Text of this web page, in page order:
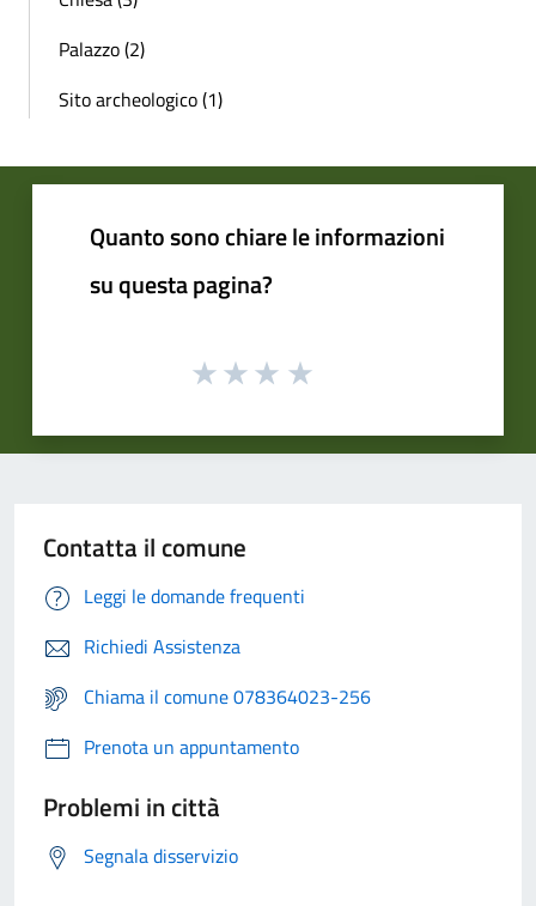
Palazzo (2)
Sito archeologico (1)
Quanto sono chiare le informazioni
su questa pagina?
Contatta il comune
Leggi le domande frequenti
Richiedi Assistenza
Chiama il comune 078364023-256
Prenota un appuntamento
Problemi in città
Segnala disservizio